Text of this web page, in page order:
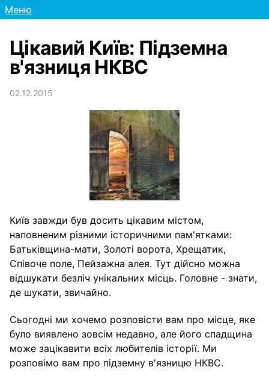
Меню
Цікавий Київ: Підземна
в'язниця НКВС
02.12.2015
Київ завжди був досить цікавим містом,
наповненим різними історичними пам'ятками:
Батьківщина-мати, Золоті ворота, Хрещатик,
Співоче поле, Пейзажна алея. Тут дійсно можна
відшукати безліч унікальних місць. Головне - знати,
де шукати, звичайно.
Сьогодні ми хочемо розповісти вам про місце, яке
було виявлено зовсім недавно, але його спадщина
може зацікавити всіх любителів історії. Ми
розповімо вам про підземну в'язницю НКВС.